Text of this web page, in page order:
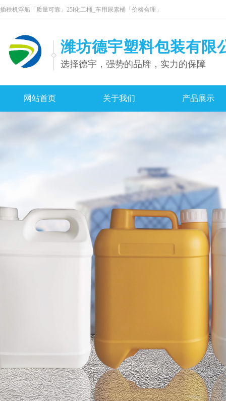
插秧机浮船「质量可靠」25l化工桶_车用尿素桶「价格合理」
潍坊德宇塑料包装有限
选择德宇，强势的品牌，实力的保障
网站首页 关于我们 产品展示